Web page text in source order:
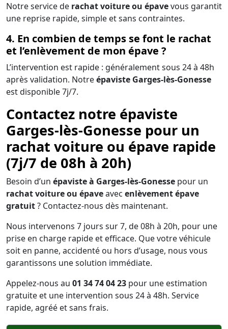
Notre service de rachat voiture ou épavevous garantit
une reprise rapide, simple et sans contraintes.
4. En combien de temps se font le rachat
et l’enlèvement de mon épave ?
L’intervention est rapide : généralement sous 24 à 48h
après validation. Notreépaviste Garges-lès-Gonesse
est disponible 7j/7.
Contactez notre épaviste
Garges-lès-Gonesse pour un
rachat voiture ou épave rapide
(7j/7 de 08h à 20h)
Besoin d’un épaviste à Garges-lès-Gonesse pour un
rachat voiture ou épaveavec enlèvement épave
gratuit? Contactez-nous dès maintenant.
Nous intervenons 7 jours sur 7, de 08h à 20h, pour une
prise en charge rapide et efficace. Que votre véhicule
soit en panne, accidenté ou hors d’usage, nous vous
garantissons une solution immédiate.
Appelez-nous au 01 34 74 04 23 pour une estimation
gratuite et une intervention sous 24 à 48h. Service
rapide, agréé et sans frais.